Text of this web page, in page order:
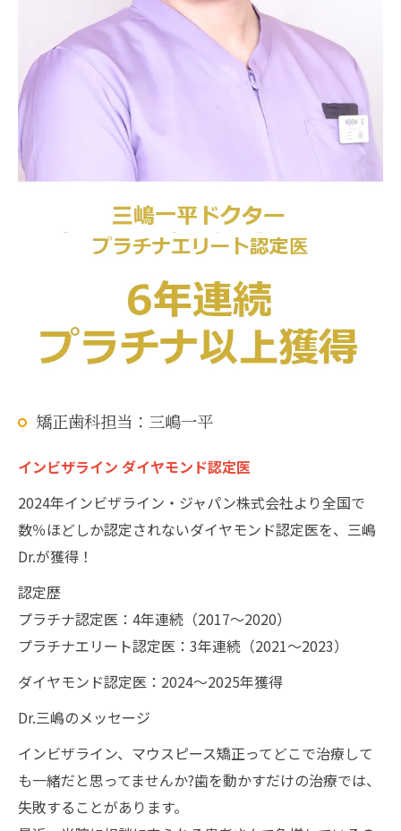
矯正歯科担当：三嶋一平
インビザライン ダイヤモンド認定医
2024年インビザライン・ジャパン株式会社より全国で
数％ほどしか認定されないダイヤモンド認定医を、三嶋
Dr.が獲得！
認定歴
プラチナ認定医：4年連続（2017～2020）
プラチナエリート認定医：3年連続（2021～2023）
ダイヤモンド認定医：2024〜2025年獲得
Dr.三嶋のメッセージ
インビザライン、マウスピース矯正ってどこで治療して
も一緒だと思ってませんか?歯を動かすだけの治療では、
失敗することがあります。